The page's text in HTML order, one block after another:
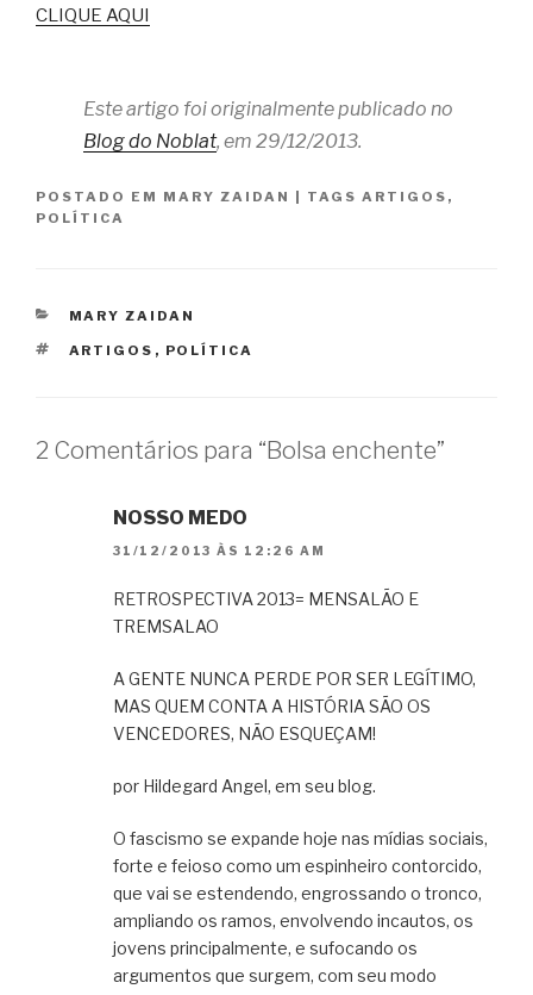
CLIQUE AQUI
Este artigo foi originalmente publicado no
Blog do Noblat, em 29/12/2013.
POSTADO EM MARY ZAIDAN | TAGS ARTIGOS ,
POLÍTICA
CATEGORIAS
MARY ZAIDAN
TAGS
ARTIGOS , POLÍTICA
2 Comentários para “Bolsa enchente”
NOSSO MEDO
31/12/2013 ÀS 12:26 AM
RETROSPECTIVA 2013= MENSALÃO E
TREMSALAO
A GENTE NUNCA PERDE POR SER LEGÍTIMO,
MAS QUEM CONTA A HISTÓRIA SÃO OS
VENCEDORES, NÃO ESQUEÇAM!
por Hildegard Angel, em seu blog.
O fascismo se expande hoje nas mídias sociais,
forte e feioso como um espinheiro contorcido,
que vai se estendendo, engrossando o tronco,
ampliando os ramos, envolvendo incautos, os
jovens principalmente, e sufocando os
argumentos que surgem, com seu modo